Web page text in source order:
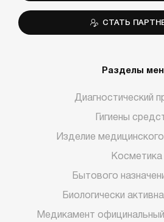
СТАТЬ
Разделы
Диагностический
Гигиены
Изделие медицинского
Косметика
Бытового
Биологически
Медикамент